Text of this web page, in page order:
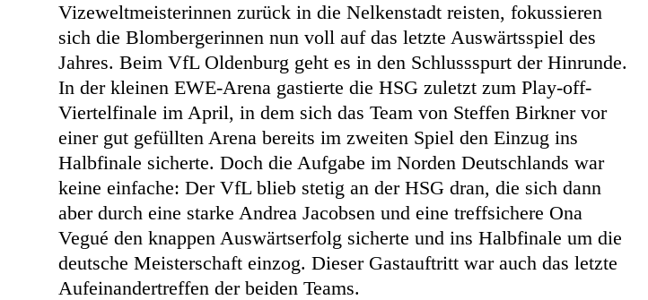
Vizeweltmeisterinnen zurück in die Nelkenstadt reisten, fokussieren
sich die Blombergerinnen nun voll auf das letzte Auswärtsspiel des
Jahres. Beim VfL Oldenburg geht es in den Schlussspurt der Hinrunde.
In der kleinen EWE-Arena gastierte die HSG zuletzt zum Play-off-
Viertelfinale im April, in dem sich das Team von Steffen Birkner vor
einer gut gefüllten Arena bereits im zweiten Spiel den Einzug ins
Halbfinale sicherte. Doch die Aufgabe im Norden Deutschlands war
keine einfache: Der VfL blieb stetig an der HSG dran, die sich dann
aber durch eine starke Andrea Jacobsen und eine treffsichere Ona
Vegué den knappen Auswärtserfolg sicherte und ins Halbfinale um die
deutsche Meisterschaft einzog. Dieser Gastauftritt war auch das letzte
Aufeinandertreffen der beiden Teams.